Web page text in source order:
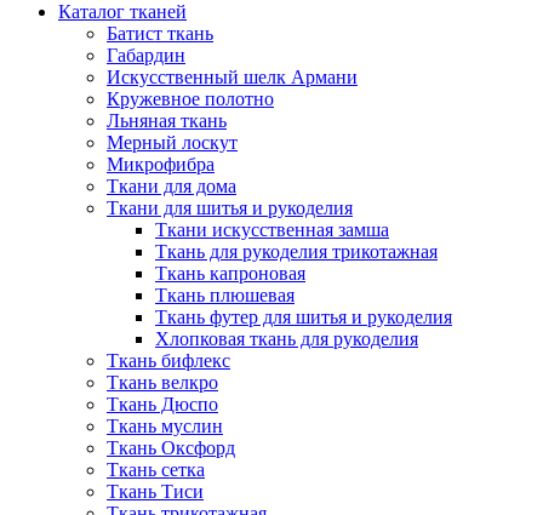
Каталог тканей
Батист ткань
Габардин
Искусственный шелк Армани
Кружевное полотно
Льняная ткань
Мерный лоскут
Микрофибра
Ткани для дома
Ткани для шитья и рукоделия
Ткани искусственная замша
Ткань для рукоделия трикотажная
Ткань капроновая
Ткань плюшевая
Ткань футер для шитья и рукоделия
Хлопковая ткань для рукоделия
Ткань бифлекс
Ткань велкро
Ткань Дюспо
Ткань муслин
Ткань Оксфорд
Ткань сетка
Ткань Тиси